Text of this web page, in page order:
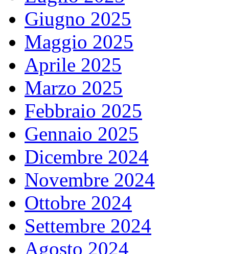
Giugno 2025
Maggio 2025
Aprile 2025
Marzo 2025
Febbraio 2025
Gennaio 2025
Dicembre 2024
Novembre 2024
Ottobre 2024
Settembre 2024
Agosto 2024